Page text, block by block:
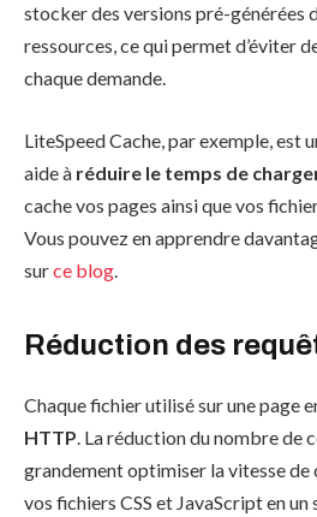
stocker des versions pré-générées
ressources, ce qui permet d’éviter
chaque demande.
LiteSpeed Cache, par exemple, est
aide à réduire le temps de
cache vos pages ainsi que vos
Vous pouvez en apprendre
surce blog
Réduction des
Chaque fichier utilisé sur une page
HTTP. La réduction du nombre de
grandement optimiser la vitesse
vos fichiers CSS et JavaScript en